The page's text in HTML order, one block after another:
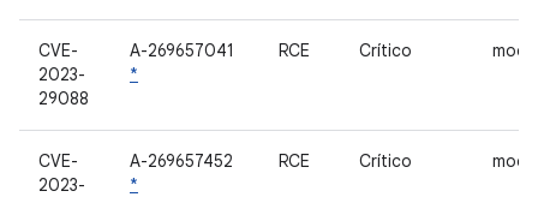
CVE-
2023-
29088
A-269657041
*
RCE Crítico
CVE-
2023-
A-269657452
*
RCE Crítico